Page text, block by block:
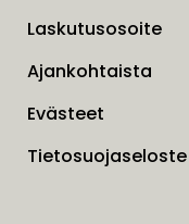
Laskutusosoite
Ajankohtaista
Evästeet
Tietosuojaseloste